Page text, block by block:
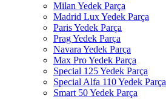
Milan Yedek Parça
Madrid Lux Yedek Parça
Paris Yedek Parça
Prag Yedek Parça
Navara Yedek Parça
Max Pro Yedek Parça
Special 125 Yedek Parça
Special Alfa 110 Yedek Parça
Smart 50 Yedek Parça